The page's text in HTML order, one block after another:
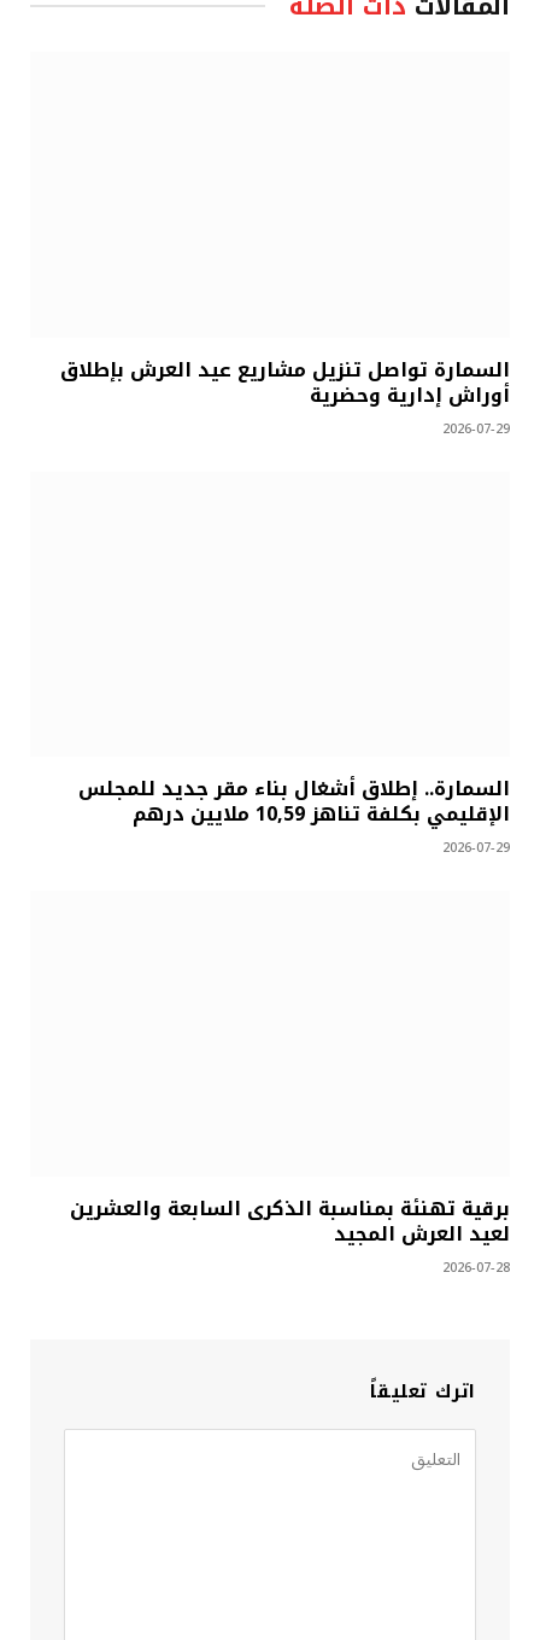
السمارة تواصل تنزيل مشاريع عيد العرش بإطلاق
أوراش إدارية وحضرية
2026-07-29
السمارة.. إطلاق أشغال بناء مقر جديد للمجلس
الإقليمي بكلفة تناهز 10,59 ملايين درهم
2026-07-29
برقية تهنئة بمناسبة الذكرى السابعة والعشرين
لعيد العرش المجيد
2026-07-28
اترك تعليقاً